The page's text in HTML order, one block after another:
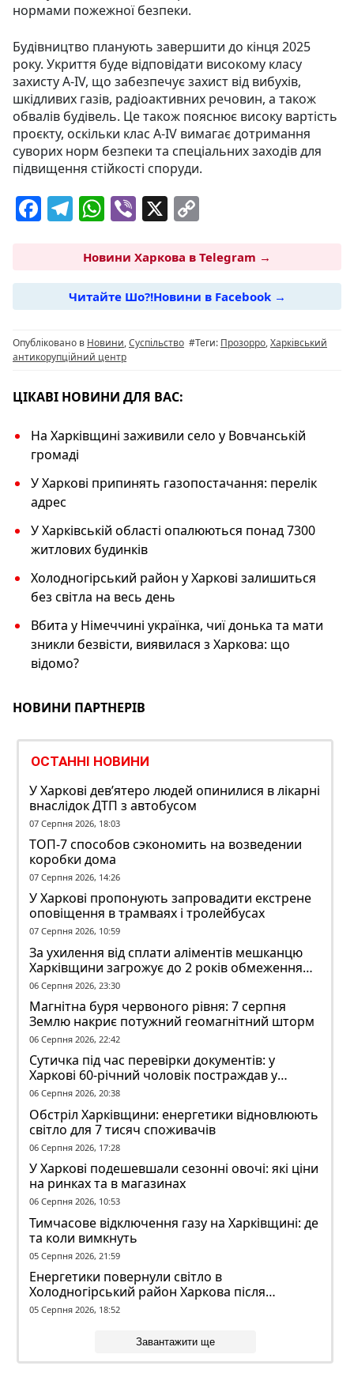
нормами пожежної безпеки.
Будівництво планують завершити до кінця 2025
року. Укриття буде відповідати високому класу
захисту А-IV, що забезпечує захист від вибухів,
шкідливих газів, радіоактивних речовин, а також
обвалів будівель. Це також пояснює високу вартість
проєкту, оскільки клас A-IV вимагає дотримання
суворих норм безпеки та спеціальних заходів для
підвищення стійкості споруди.
F
a
e
b
o
o
k
T
el
e
g
ra
m
W
h
at
s
A
p
p
Vi
b
er
X
p
y
Li
n
Новини Харкова в Telegram →
Читайте Шо?!Новини в Facebook →
Опубліковано в Новини,Суспільство #Теги: Прозорро,Харківський
антикорупційний центр
ЦІКАВІ НОВИНИ ДЛЯ ВАС:
На Харківщині заживили село у Вовчанській
громаді
У Харкові припинять газопостачання: перелік
адрес
У Харківській області опалюються понад 7300
житлових будинків
Холодногірський район у Харкові залишиться
без світла на весь день
Вбита у Німеччині українка, чиї донька та мати
зникли безвісти, виявилася з Харкова: що
відомо?
НОВИНИ ПАРТНЕРІВ
ОСТАННІ НОВИНИ
У Харкові дев’ятеро людей опинилися в лікарні
внаслідок ДТП з автобусом
07 Серпня 2026, 18:03
ТОП-7 способов сэкономить на возведении
коробки дома
07 Серпня 2026, 14:26
У Харкові пропонують запровадити екстрене
оповіщення в трамваях і тролейбусах
07 Серпня 2026, 10:59
За ухилення від сплати аліментів мешканцю
Харківщини загрожує до 2 років обмеження
волі
06 Серпня 2026, 23:30
Магнітна буря червоного рівня: 7 серпня
Землю накриє потужний геомагнітний шторм
06 Серпня 2026, 22:42
Сутичка під час перевірки документів: у
Харкові 60-річний чоловік постраждав у
конфлікті з ТЦК
06 Серпня 2026, 20:38
Обстріл Харківщини: енергетики відновлюють
світло для 7 тисяч споживачів
06 Серпня 2026, 17:28
У Харкові подешевшали сезонні овочі: які ціни
на ринках та в магазинах
06 Серпня 2026, 10:53
Тимчасове відключення газу на Харківщині: де
та коли вимкнуть
05 Серпня 2026, 21:59
Енергетики повернули світло в
Холодногірський район Харкова після
ворожого обстрілу
05 Серпня 2026, 18:52
Завантажити ще